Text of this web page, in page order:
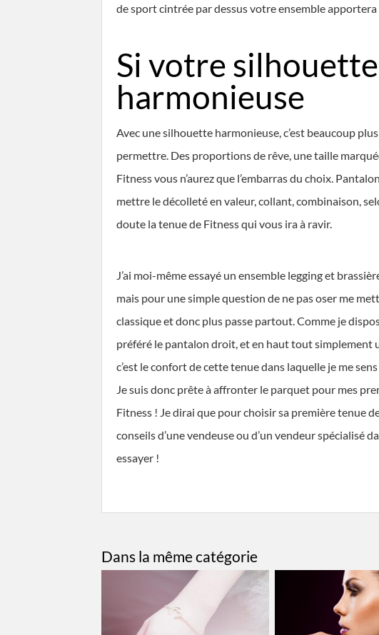
de sport cintrée par dessus votre ensemble apportera
Si votre
harmonieuse
Avec une silhouette harmonieuse, c’est beaucoup
permettre. Des proportions de rêve, une taille
Fitness vous n’aurez que l’embarras du choix.
mettre le décolleté en valeur, collant, combinaison,
doute la tenue de Fitness qui vous ira à ravir.
J’ai moi-même essayé un ensemble legging et
mais pour une simple question de ne pas oser me
classique et donc plus passe partout. Comme je
préféré le pantalon droit, et en haut tout simplement
c’est le confort de cette tenue dans laquelle je me
Je suis donc prête à affronter le parquet pour mes
Fitness ! Je dirai que pour choisir sa première tenue
conseils d’une vendeuse ou d’un vendeur spécialisé
essayer !
Dans la même catégorie